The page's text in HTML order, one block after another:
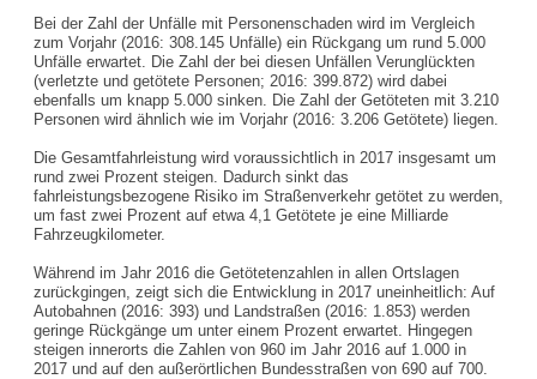
Bei der Zahl der Unfälle mit Personenschaden wird im Vergleich
zum Vorjahr (2016: 308.145 Unfälle) ein Rückgang um rund 5.000
Unfälle erwartet. Die Zahl der bei diesen Unfällen Verunglückten
(verletzte und getötete Personen; 2016: 399.872) wird dabei
ebenfalls um knapp 5.000 sinken. Die Zahl der Getöteten mit 3.210
Personen wird ähnlich wie im Vorjahr (2016: 3.206 Getötete) liegen.
Die Gesamtfahrleistung wird voraussichtlich in 2017 insgesamt um
rund zwei Prozent steigen. Dadurch sinkt das
fahrleistungsbezogene Risiko im Straßenverkehr getötet zu werden,
um fast zwei Prozent auf etwa 4,1 Getötete je eine Milliarde
Fahrzeugkilometer.
Während im Jahr 2016 die Getötetenzahlen in allen Ortslagen
zurückgingen, zeigt sich die Entwicklung in 2017 uneinheitlich: Auf
Autobahnen (2016: 393) und Landstraßen (2016: 1.853) werden
geringe Rückgänge um unter einem Prozent erwartet. Hingegen
steigen innerorts die Zahlen von 960 im Jahr 2016 auf 1.000 in
2017 und auf den außerörtlichen Bundesstraßen von 690 auf 700.